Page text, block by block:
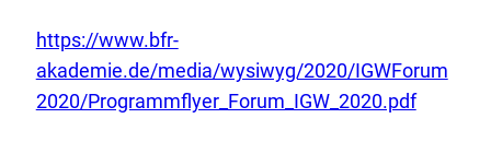
E
x
t
https://www.bfr-
akademie.de/media/wysiwyg/2020/IGWForum
2020/Programmflyer_Forum_IGW_2020.pdf